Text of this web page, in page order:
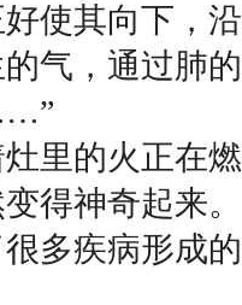
使其向下，
气，通过肺
里的火正在
得神奇起来
很多疾病形成